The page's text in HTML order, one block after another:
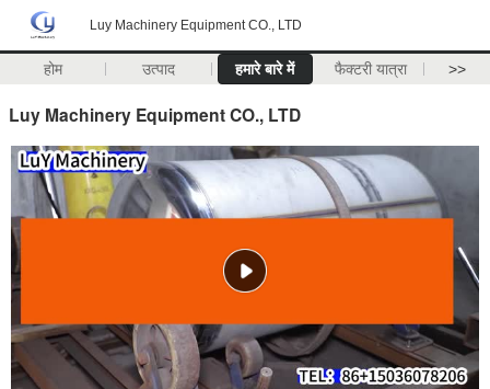
Luy Machinery Equipment CO., LTD
होम उत्पाद हमारे बारे में फैक्टरी यात्रा >>
Luy Machinery Equipment CO., LTD